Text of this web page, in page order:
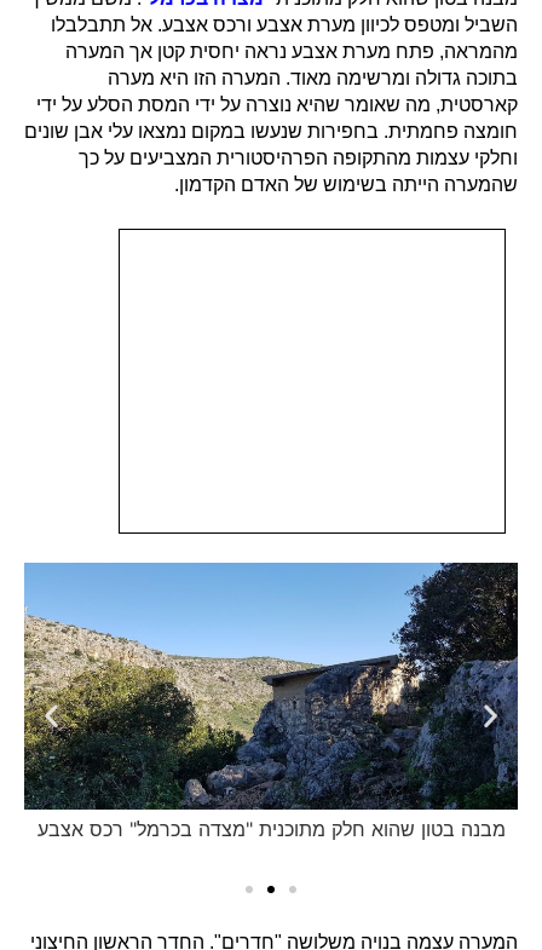
השביל ומטפס לכיוון מערת אצבע ורכס אצבע. אל תתבלבלו
מהמראה, פתח מערת אצבע נראה יחסית קטן אך המערה
בתוכה גדולה ומרשימה מאוד. המערה הזו היא מערה
קארסטית, מה שאומר שהיא נוצרה על ידי המסת הסלע על ידי
חומצה פחמתית. בחפירות שנעשו במקום נמצאו עלי אבן שונים
וחלקי עצמות מהתקופה הפרהיסטורית המצביעים על כך
שהמערה הייתה בשימוש של האדם הקדמון.
מבנה בטון שהוא חלק מתוכנית "מצדה בכרמל" רכס אצבע
המערה עצמה בנויה משלושה "חדרים". החדר הראשון החיצוני